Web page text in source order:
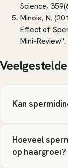
Science,
Minois, N.
Effect of
Mini-Review".
Kan
Hoeveel
op haargroei?